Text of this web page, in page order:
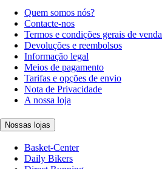
Quem somos nós?
Contacte-nos
Termos e condições gerais de venda
Devoluções e reembolsos
Informação legal
Meios de pagamento
Tarifas e opções de envio
Nota de Privacidade
A nossa loja
Nossas lojas
Basket-Center
Daily Bikers